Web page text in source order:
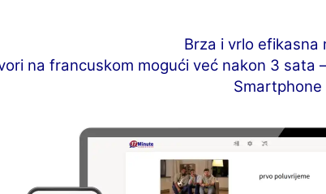
Brza i vrlo efikasna
na francuskom mogući već nakon 3 sata
Smartphone